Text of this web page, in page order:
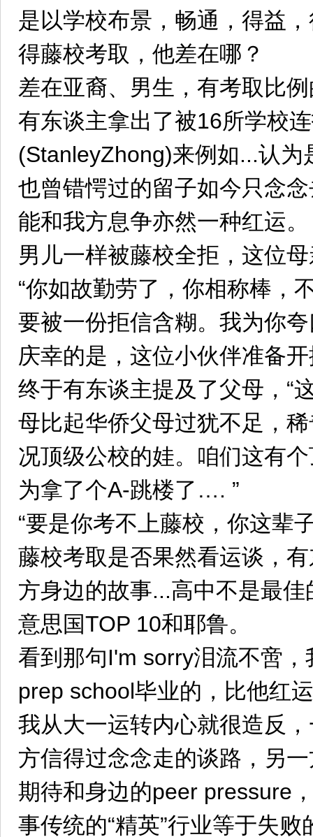
是以学校布景，畅通，得益
得藤校考取，他差在哪？
差在亚裔、男生，有考取比
有东谈主拿出了被16所学校
(StanleyZhong)来例如...认为
也曾错愕过的留子如今只念
能和我方息争亦然一种红运。
男儿一样被藤校全拒，这位
“你如故勤劳了，你相称棒，
要被一份拒信含糊。我为你夸
庆幸的是，这位小伙伴准备
终于有东谈主提及了父母，“
母比起华侨父母过犹不足，
况顶级公校的娃。咱们这有
为拿了个A-跳楼了…. ”
“要是你考不上藤校，你这辈
藤校考取是否果然看运谈，
方身边的故事...高中不是最
意思国TOP 10和耶鲁。
看到那句I'm sorry泪流不啻
prep school毕业的，比他红
我从大一运转内心就很造反
方信得过念念走的谈路，另
期待和身边的peer pressure
事传统的“精英”行业等于失